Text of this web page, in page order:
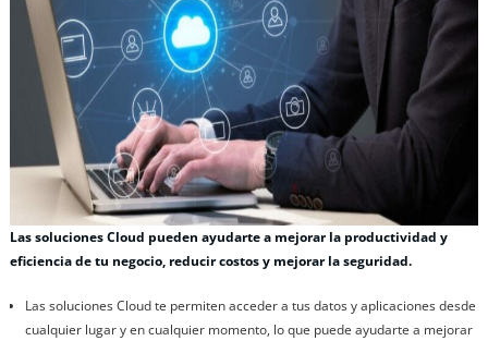
Las soluciones Cloud pueden ayudarte a mejorar la productividad y
eficiencia de tu negocio, reducir costos y mejorar la seguridad.
Las soluciones Cloud te permiten acceder a tus datos y aplicaciones desde
cualquier lugar y en cualquier momento, lo que puede ayudarte a mejorar